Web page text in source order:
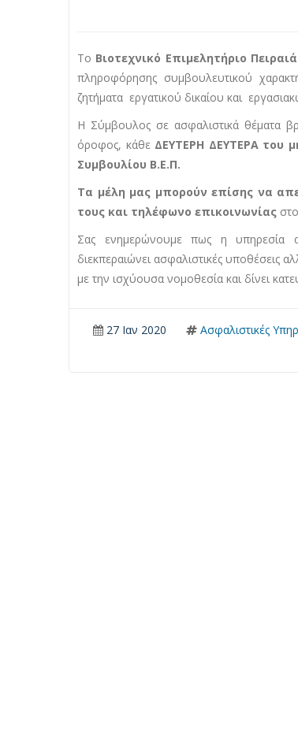
Το Βιοτεχνικό Επιμελητήριο Πειραιά
πληροφόρησης συμβουλευτικού
ζητήματα εργατικού δικαίου και
Η Σύμβουλος σε ασφαλιστικά θέματα
όροφος, κάθεΔΕΥΤΕΡΗ ΔΕΥΤΕΡΑ του
Συμβουλίου Β.Ε.Π.
Τα μέλη μας μπορούν επίσης να
τους και τηλέφωνο επικοινωνίας
Σας ενημερώνουμε πως η υπηρεσία
διεκπεραιώνει ασφαλιστικές υποθέσεις
με την ισχύουσα νομοθεσία και δίνει
27 Ιαν 2020 Ασφαλιστικές